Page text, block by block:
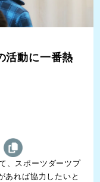
活動に一番熱
、スポーツダーツプ
あれば協力したいと